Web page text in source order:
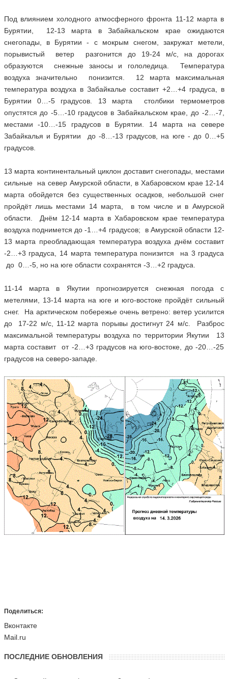
Под влиянием холодного атмосферного фронта 11-12 марта в
Бурятии, 12-13 марта в Забайкальском крае ожидаются
снегопады, в Бурятии - с мокрым снегом, закружат метели,
порывистый ветер разгонится до 19-24 м/с, на дорогах
образуются снежные заносы и гололедица. Температура
воздуха значительно понизится. 12 марта максимальная
температура воздуха в Забайкалье составит +2…+4 градуса, в
Бурятии 0…-5 градусов. 13 марта столбики термометров
опустятся до -5…-10 градусов в Забайкальском крае, до -2…-7,
местами -10…-15 градусов в Бурятии. 14 марта на севере
Забайкалья и Бурятии до -8…-13 градусов, на юге - до 0…+5
градусов.
13 марта континентальный циклон доставит снегопады, местами
сильные на север Амурской области, в Хабаровском крае 12-14
марта обойдется без существенных осадков, небольшой снег
пройдёт лишь местами 14 марта, в том числе и в Амурской
области. Днём 12-14 марта в Хабаровском крае температура
воздуха поднимется до -1…+4 градусов; в Амурской области 12-
13 марта преобладающая температура воздуха днём составит
-2…+3 градуса, 14 марта температура понизится на 3 градуса
до 0…-5, но на юге области сохранятся -3…+2 градуса.
11-14 марта в Якутии прогнозируется снежная погода с
метелями, 13-14 марта на юге и юго-востоке пройдёт сильный
снег. На арктическом побережье очень ветрено: ветер усилится
до 17-22 м/с, 11-12 марта порывы достигнут 24 м/с. Разброс
максимальной температуры воздуха по территории Якутии 13
марта составит от -2…+3 градусов на юго-востоке, до -20…-25
градусов на северо-западе.
Поделиться:
Вконтакте
Mail.ru
ПОСЛЕДНИЕ ОБНОВЛЕНИЯ